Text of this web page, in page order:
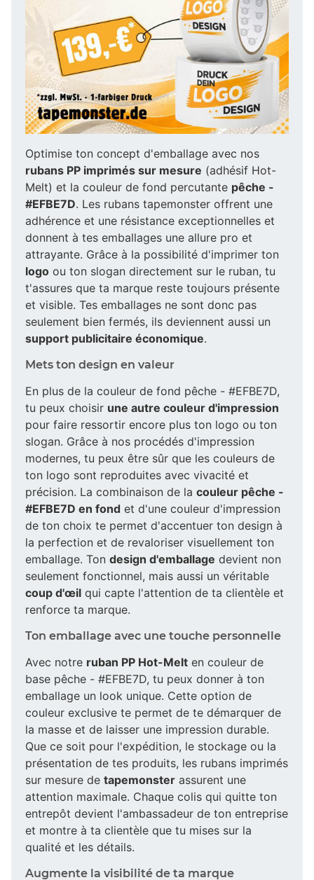
Optimise ton concept d'emballage avec nos
rubans PP imprimés sur mesure (adhésif Hot-
Melt) et la couleur de fond percutante pêche -
#EFBE7D. Les rubans tapemonster offrent une
adhérence et une résistance exceptionnelles et
donnent à tes emballages une allure pro et
attrayante. Grâce à la possibilité d'imprimer ton
logo ou ton slogan directement sur le ruban, tu
t'assures que ta marque reste toujours présente
et visible. Tes emballages ne sont donc pas
seulement bien fermés, ils deviennent aussi un
support publicitaire économique.
Mets ton design en valeur
En plus de la couleur de fond pêche - #EFBE7D,
tu peux choisir une autre couleur d'impression
pour faire ressortir encore plus ton logo ou ton
slogan. Grâce à nos procédés d'impression
modernes, tu peux être sûr que les couleurs de
ton logo sont reproduites avec vivacité et
précision. La combinaison de la couleur pêche -
#EFBE7D en fond et d'une couleur d'impression
de ton choix te permet d'accentuer ton design à
la perfection et de revaloriser visuellement ton
emballage. Ton design d'emballage devient non
seulement fonctionnel, mais aussi un véritable
coup d'œil qui capte l'attention de ta clientèle et
renforce ta marque.
Ton emballage avec une touche personnelle
Avec notre ruban PP Hot-Melt en couleur de
base pêche - #EFBE7D, tu peux donner à ton
emballage un look unique. Cette option de
couleur exclusive te permet de te démarquer de
la masse et de laisser une impression durable.
Que ce soit pour l'expédition, le stockage ou la
présentation de tes produits, les rubans imprimés
sur mesure de tapemonster assurent une
attention maximale. Chaque colis qui quitte ton
entrepôt devient l'ambassadeur de ton entreprise
et montre à ta clientèle que tu mises sur la
qualité et les détails.
Augmente la visibilité de ta marque